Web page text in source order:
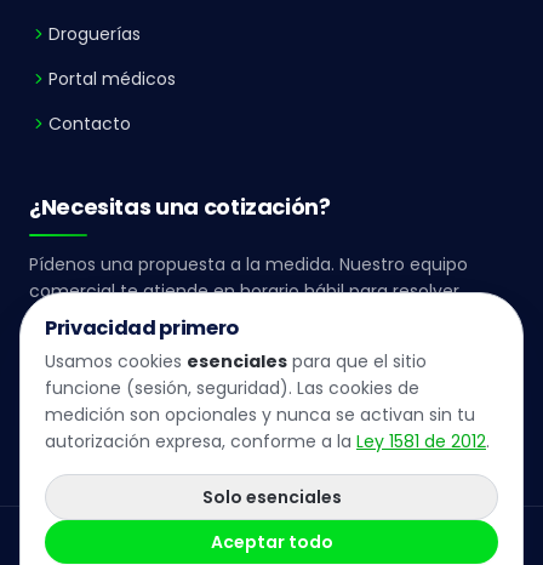
Droguerías
Portal médicos
Contacto
¿Necesitas una cotización?
Pídenos una propuesta a la medida. Nuestro equipo
comercial te atiende en horario hábil para resolver
cualquier inquietud institucional.
LLÁMANOS
(+57) 324 280 2283
© 2026 ONFARMA SAS · Todos los derechos reservados
Privacidad primero
Usamos cookies esenciales para que el sitio
funcione (sesión, seguridad). Las cookies de
medición son opcionales y nunca se activan sin tu
autorización expresa, conforme a la Ley 1581 de 2012.
Solo esenciales
Aceptar todo